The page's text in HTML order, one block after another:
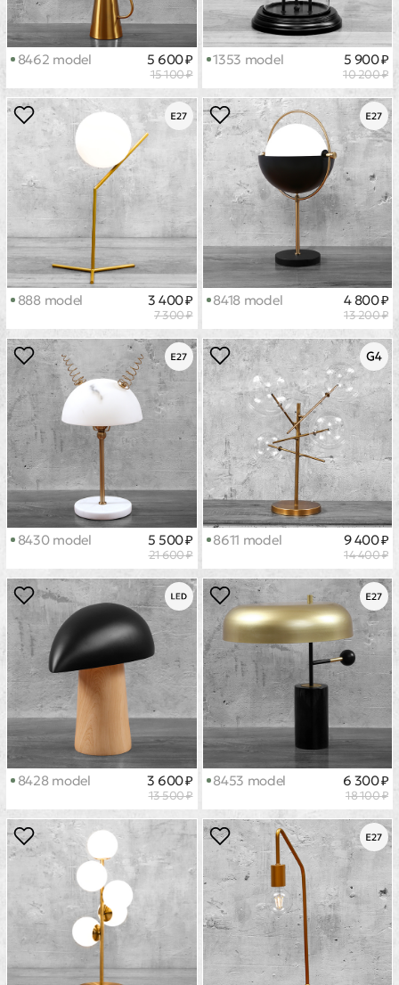
8462 model
15 100 ₽
5 600 ₽ 1353 model
10 200 ₽
5 900 ₽
888 model
7 300 ₽
3 400 ₽ 8418 model
13 200 ₽
4 800 ₽
8430 model
21 600 ₽
5 500 ₽ 8611 model
14 400 ₽
9 400 ₽
8428 model
13 500 ₽
3 600 ₽ 8453 model
18 100 ₽
6 300 ₽